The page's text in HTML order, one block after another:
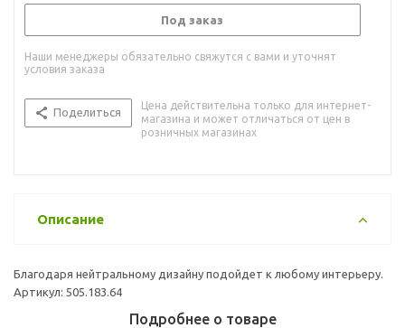
Под заказ
Наши менеджеры обязательно свяжутся с вами и уточнят
условия заказа
Поделиться
Цена действительна только для интернет-
магазина и может отличаться от цен в
розничных магазинах
Описание
Благодаря нейтральному дизайну подойдет к любому интерьеру.
Артикул: 505.183.64
Подробнее о товаре